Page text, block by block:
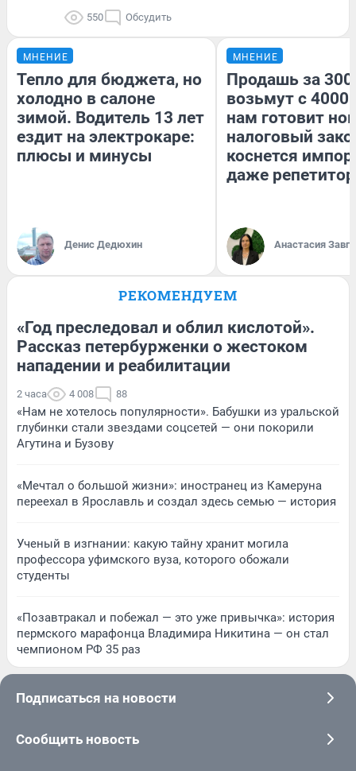
550 Обсудить
МНЕНИЕ
Тепло для бюджета, но
холодно в салоне
зимой. Водитель 13 лет
ездит на электрокаре:
плюсы и минусы
Денис Дедюхин
МНЕНИЕ
Продашь за
возьмут с
нам готовит
налоговый
коснется
даже
Анастасия
РЕКОМЕНДУЕМ
«Год преследовал и облил кислотой».
Рассказ петербурженки о жестоком
нападении и реабилитации
2 часа 4 008 88
«Нам не хотелось популярности». Бабушки из уральской
глубинки стали звездами соцсетей — они покорили
Агутина и Бузову
«Мечтал о большой жизни»: иностранец из Камеруна
переехал в Ярославль и создал здесь семью — история
Ученый в изгнании: какую тайну хранит могила
профессора уфимского вуза, которого обожали
студенты
«Позавтракал и побежал — это уже привычка»: история
пермского марафонца Владимира Никитина — он стал
чемпионом РФ 35 раз
Подписаться на новости
Сообщить новость